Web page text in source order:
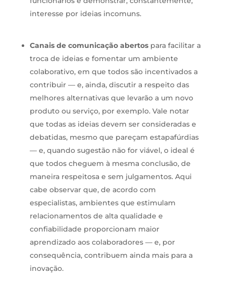
interesse por ideias incomuns.
Canais de comunicação abertos para facilitar a
troca de ideias e fomentar um ambiente
colaborativo, em que todos são incentivados a
contribuir — e, ainda, discutir a respeito das
melhores alternativas que levarão a um novo
produto ou serviço, por exemplo. Vale notar
que todas as ideias devem ser consideradas e
debatidas, mesmo que pareçam estapafúrdias
— e, quando sugestão não for viável, o ideal é
que todos cheguem à mesma conclusão, de
maneira respeitosa e sem julgamentos. Aqui
cabe observar que, de acordo com
especialistas, ambientes que estimulam
relacionamentos de alta qualidade e
confiabilidade proporcionam maior
aprendizado aos colaboradores — e, por
consequência, contribuem ainda mais para a
inovação.